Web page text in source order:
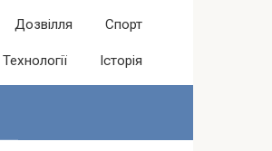
Дозвілля Спорт
Технології Історія